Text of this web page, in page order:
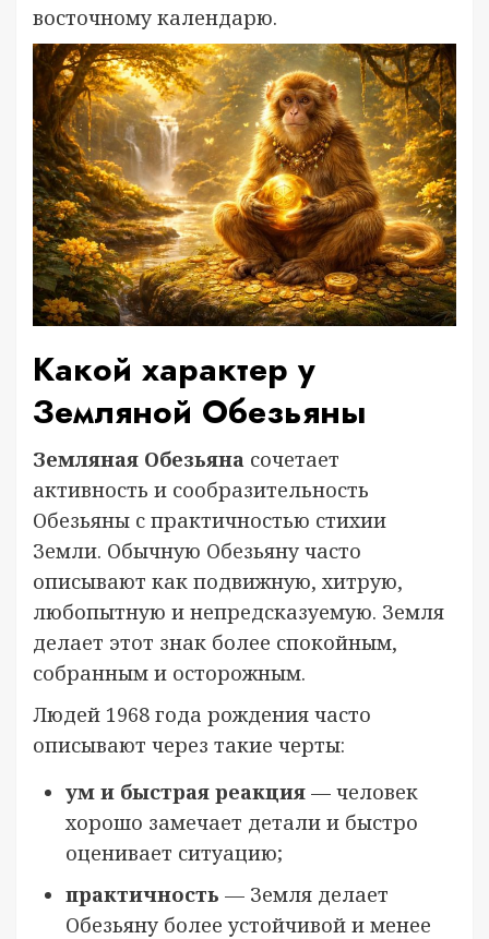
восточному календарю.
Какой характер у
Земляной Обезьяны
Земляная Обезьяна сочетает
активность и сообразительность
Обезьяны с практичностью стихии
Земли. Обычную Обезьяну часто
описывают как подвижную, хитрую,
любопытную и непредсказуемую. Земля
делает этот знак более спокойным,
собранным и осторожным.
Людей 1968 года рождения часто
описывают через такие черты:
ум и быстрая реакция — человек
хорошо замечает детали и быстро
оценивает ситуацию;
практичность — Земля делает
Обезьяну более устойчивой и менее